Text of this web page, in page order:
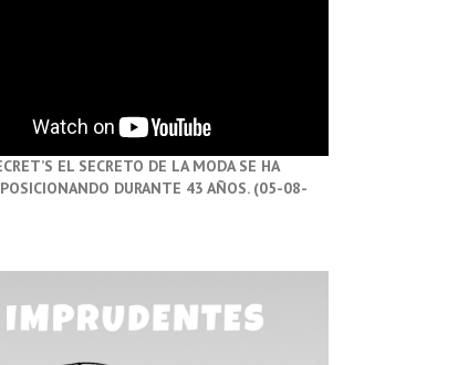
EL SECRETO DE LA MODA SE HA
DURANTE 43 AÑOS. (05-08-